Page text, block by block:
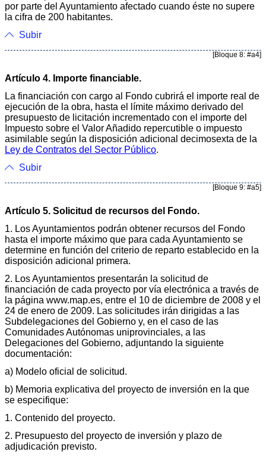
por parte del Ayuntamiento afectado cuando éste no supere
la cifra de 200 habitantes.
Subir
[Bloque 8: #a4]
Artículo 4. Importe financiable.
La financiación con cargo al Fondo cubrirá el importe real de
ejecución de la obra, hasta el límite máximo derivado del
presupuesto de licitación incrementado con el importe del
Impuesto sobre el Valor Añadido repercutible o impuesto
asimilable según la disposición adicional decimosexta de la
Ley de Contratos del Sector Público.
Subir
[Bloque 9: #a5]
Artículo 5. Solicitud de recursos del Fondo.
1. Los Ayuntamientos podrán obtener recursos del Fondo
hasta el importe máximo que para cada Ayuntamiento se
determine en función del criterio de reparto establecido en la
disposición adicional primera.
2. Los Ayuntamientos presentarán la solicitud de
financiación de cada proyecto por vía electrónica a través de
la página www.map.es, entre el 10 de diciembre de 2008 y el
24 de enero de 2009. Las solicitudes irán dirigidas a las
Subdelegaciones del Gobierno y, en el caso de las
Comunidades Autónomas uniprovinciales, a las
Delegaciones del Gobierno, adjuntando la siguiente
documentación:
a) Modelo oficial de solicitud.
b) Memoria explicativa del proyecto de inversión en la que
se especifique:
1. Contenido del proyecto.
2. Presupuesto del proyecto de inversión y plazo de
adjudicación previsto.